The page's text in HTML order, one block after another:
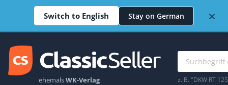
Switch to English Stay on German ×
ehemalsWK-Verlag z. B. "DKW RT